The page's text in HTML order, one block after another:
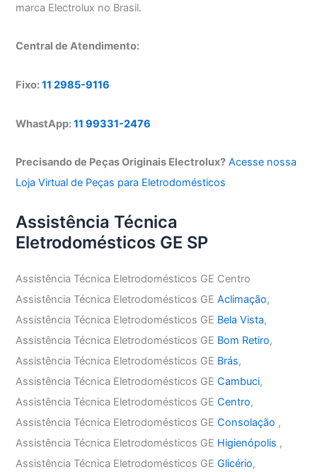
marca Electrolux no Brasil.
Central de Atendimento:
Fixo:11 2985-9116
WhastApp:11 99331-2476
Precisando de Peças Originais Electrolux? Acesse nossa
Loja Virtual de Peças para Eletrodomésticos
Assistência Técnica
Eletrodomésticos GE SP
Assistência Técnica Eletrodomésticos GE Centro
Assistência Técnica Eletrodomésticos GEAclimação,
Assistência Técnica Eletrodomésticos GE Bela Vista,
Assistência Técnica Eletrodomésticos GE Bom Retiro,
Assistência Técnica Eletrodomésticos GE Brás,
Assistência Técnica Eletrodomésticos GECambuci,
Assistência Técnica Eletrodomésticos GECentro,
Assistência Técnica Eletrodomésticos GEConsolação ,
Assistência Técnica Eletrodomésticos GE Higienópolis ,
Assistência Técnica Eletrodomésticos GEGlicério,